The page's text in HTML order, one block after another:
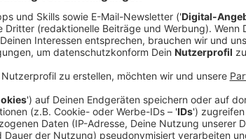
Kürbis-Lifehack 1: Den Kürbis mit der
Anzeige
Es hört sich vielleicht rabiat an, ist aber